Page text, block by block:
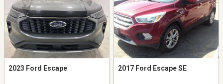
2023 Ford Escape 2017 Ford Escape SE